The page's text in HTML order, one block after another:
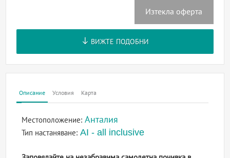
Изтекла оферта
ВИЖТЕ ПОДОБНИ
Описание Условия Карта
Местоположение:Анталия
Тип настаняване:AI - all inclusive